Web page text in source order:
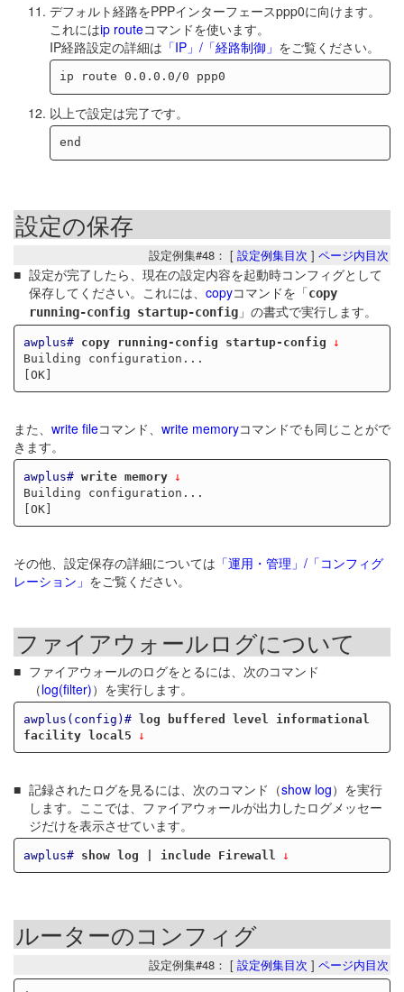
デフォルト経路をPPPインターフェースppp0に向けます。
これにはip routeコマンドを使います。
IP経路設定の詳細は 「IP」/「経路制御」 をご覧ください。
以上で設定は完了です。
設定の保存
設定例集#48： [ 設定例集目次 ] ページ内目次
設定が完了したら、現在の設定内容を起動時コンフィグとして
保存してください。これには、 copyコマンドを「copy
running-config startup-config」の書式で実行します。
awplus#
copy running-config startup-config
Building configuration...
また、 write fileコマンド、 write memoryコマンドでも同じことがで
きます。
awplus# write memory
Building configuration...
その他、設定保存の詳細については 「運用・管理」/「コンフィグ
レーション」 をご覧ください。
ファイアウォールログについて
ファイアウォールのログをとるには、次のコマンド
（log(filter)）を実行します。
awplus(config)#
log buffered level informational
facility local5
記録されたログを見るには、次のコマンド（show log）を実行
します。ここでは、ファイアウォールが出力したログメッセー
ジだけを表示させています。
awplus# show log | include Firewall
ルーターのコンフィグ
設定例集#48： [ 設定例集目次 ] ページ内目次